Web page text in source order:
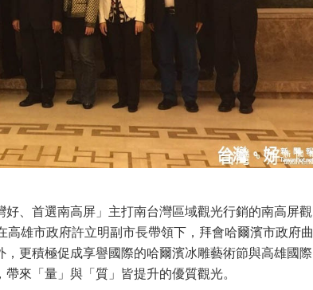
、首選南高屏」主打南台灣區域觀光行銷的南高屏觀
雄市政府許立明副市長帶領下，拜會哈爾濱市政府曲
更積極促成享譽國際的哈爾濱冰雕藝術節與高雄國際
來「量」與「質」皆提升的優質觀光。